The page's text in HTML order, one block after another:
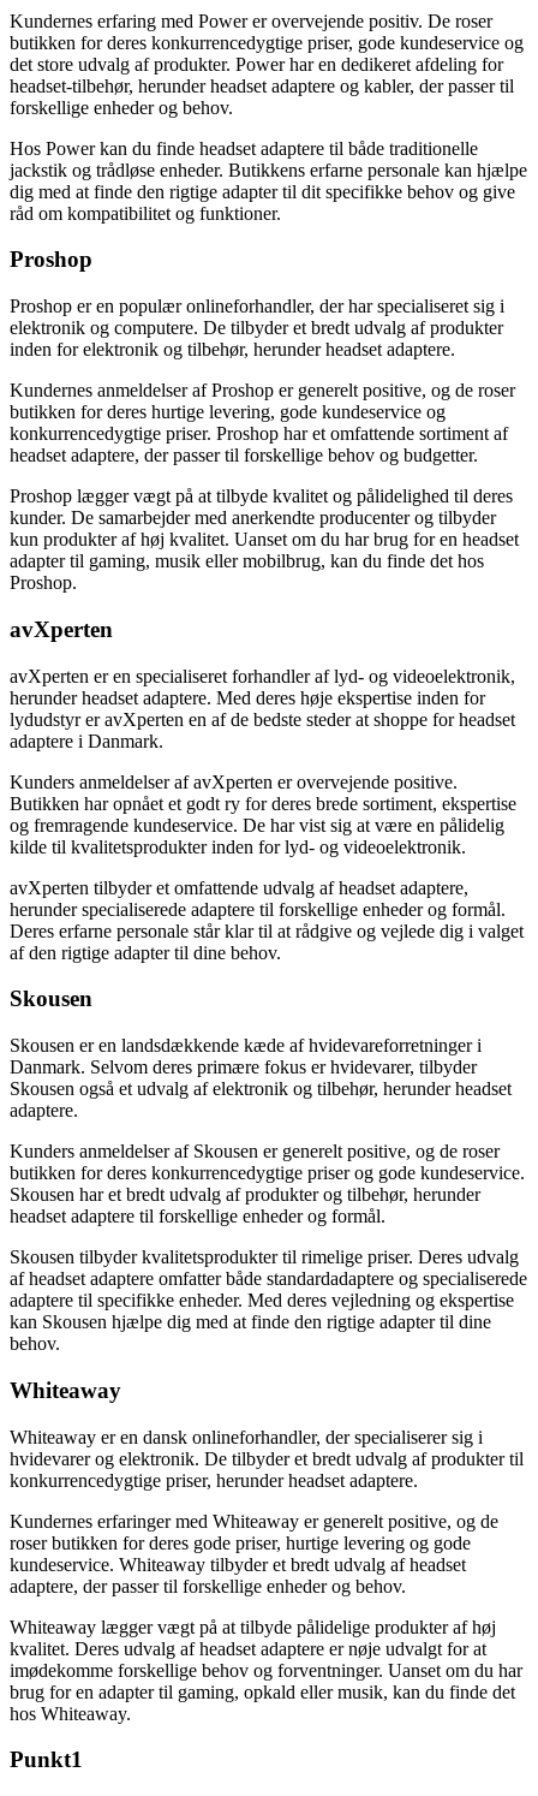
Kundernes erfaring med Power er overvejende positiv. De roser
butikken for deres konkurrencedygtige priser, gode kundeservice og
det store udvalg af produkter. Power har en dedikeret afdeling for
headset-tilbehør, herunder headset adaptere og kabler, der passer til
forskellige enheder og behov.
Hos Power kan du finde headset adaptere til både traditionelle
jackstik og trådløse enheder. Butikkens erfarne personale kan hjælpe
dig med at finde den rigtige adapter til dit specifikke behov og give
råd om kompatibilitet og funktioner.
Proshop
Proshop er en populær onlineforhandler, der har specialiseret sig i
elektronik og computere. De tilbyder et bredt udvalg af produkter
inden for elektronik og tilbehør, herunder headset adaptere.
Kundernes anmeldelser af Proshop er generelt positive, og de roser
butikken for deres hurtige levering, gode kundeservice og
konkurrencedygtige priser. Proshop har et omfattende sortiment af
headset adaptere, der passer til forskellige behov og budgetter.
Proshop lægger vægt på at tilbyde kvalitet og pålidelighed til deres
kunder. De samarbejder med anerkendte producenter og tilbyder
kun produkter af høj kvalitet. Uanset om du har brug for en headset
adapter til gaming, musik eller mobilbrug, kan du finde det hos
Proshop.
avXperten
avXperten er en specialiseret forhandler af lyd- og videoelektronik,
herunder headset adaptere. Med deres høje ekspertise inden for
lydudstyr er avXperten en af de bedste steder at shoppe for headset
adaptere i Danmark.
Kunders anmeldelser af avXperten er overvejende positive.
Butikken har opnået et godt ry for deres brede sortiment, ekspertise
og fremragende kundeservice. De har vist sig at være en pålidelig
kilde til kvalitetsprodukter inden for lyd- og videoelektronik.
avXperten tilbyder et omfattende udvalg af headset adaptere,
herunder specialiserede adaptere til forskellige enheder og formål.
Deres erfarne personale står klar til at rådgive og vejlede dig i valget
af den rigtige adapter til dine behov.
Skousen
Skousen er en landsdækkende kæde af hvidevareforretninger i
Danmark. Selvom deres primære fokus er hvidevarer, tilbyder
Skousen også et udvalg af elektronik og tilbehør, herunder headset
adaptere.
Kunders anmeldelser af Skousen er generelt positive, og de roser
butikken for deres konkurrencedygtige priser og gode kundeservice.
Skousen har et bredt udvalg af produkter og tilbehør, herunder
headset adaptere til forskellige enheder og formål.
Skousen tilbyder kvalitetsprodukter til rimelige priser. Deres udvalg
af headset adaptere omfatter både standardadaptere og specialiserede
adaptere til specifikke enheder. Med deres vejledning og ekspertise
kan Skousen hjælpe dig med at finde den rigtige adapter til dine
behov.
Whiteaway
Whiteaway er en dansk onlineforhandler, der specialiserer sig i
hvidevarer og elektronik. De tilbyder et bredt udvalg af produkter til
konkurrencedygtige priser, herunder headset adaptere.
Kundernes erfaringer med Whiteaway er generelt positive, og de
roser butikken for deres gode priser, hurtige levering og gode
kundeservice. Whiteaway tilbyder et bredt udvalg af headset
adaptere, der passer til forskellige enheder og behov.
Whiteaway lægger vægt på at tilbyde pålidelige produkter af høj
kvalitet. Deres udvalg af headset adaptere er nøje udvalgt for at
imødekomme forskellige behov og forventninger. Uanset om du har
brug for en adapter til gaming, opkald eller musik, kan du finde det
hos Whiteaway.
Punkt1